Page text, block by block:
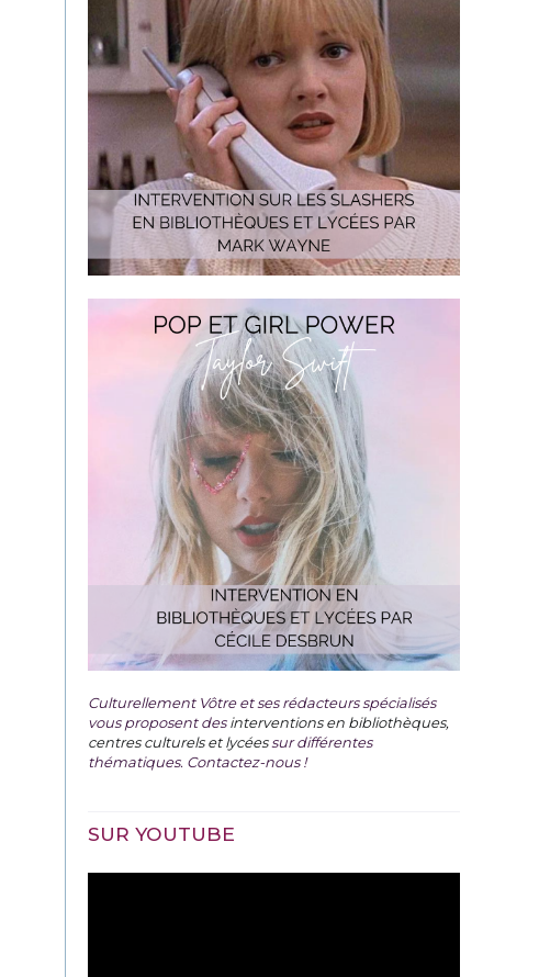
Culturellement Vôtre et ses rédacteurs spécialisés
vous proposent desinterventions en bibliothèques,
centres culturels et lycéessur différentes
thématiques. Contactez-nous !
SUR YOUTUBE